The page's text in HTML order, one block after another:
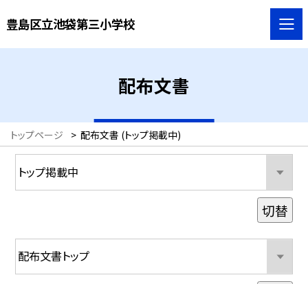
豊島区立池袋第三小学校
配布文書
トップページ > 配布文書 (トップ掲載中)
切替